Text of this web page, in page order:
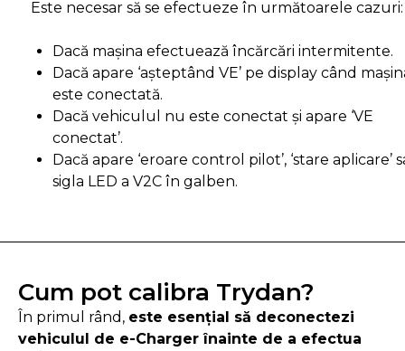
Este necesar să se efectueze în următoarele cazuri:
Dacă mașina efectuează încărcări intermitente.
Dacă apare ‘așteptând VE’ pe display când
este conectată.
Dacă vehiculul nu este conectat și apare ‘VE
conectat’.
Dacă apare ‘eroare control pilot’, ‘stare aplicare’
sigla LED a V2C în galben.
Cum pot calibra Trydan?
În primul rând, este esențial să deconectezi
vehiculul de e-Charger înainte de a efectua